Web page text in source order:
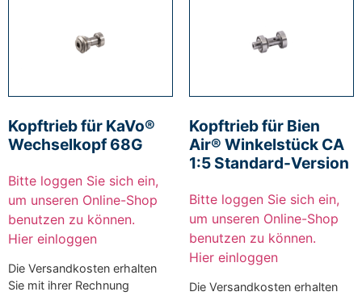
Kopftrieb für KaVo®
Wechselkopf 68G
Bitte loggen Sie sich ein,
um unseren Online-Shop
benutzen zu können.
Hier einloggen
Die Versandkosten erhalten
Sie mit ihrer Rechnung
Kopftrieb für Bien
Air® Winkelstück CA
1:5 Standard-Version
Bitte loggen Sie sich ein,
um unseren Online-Shop
benutzen zu können.
Hier einloggen
Die Versandkosten erhalten